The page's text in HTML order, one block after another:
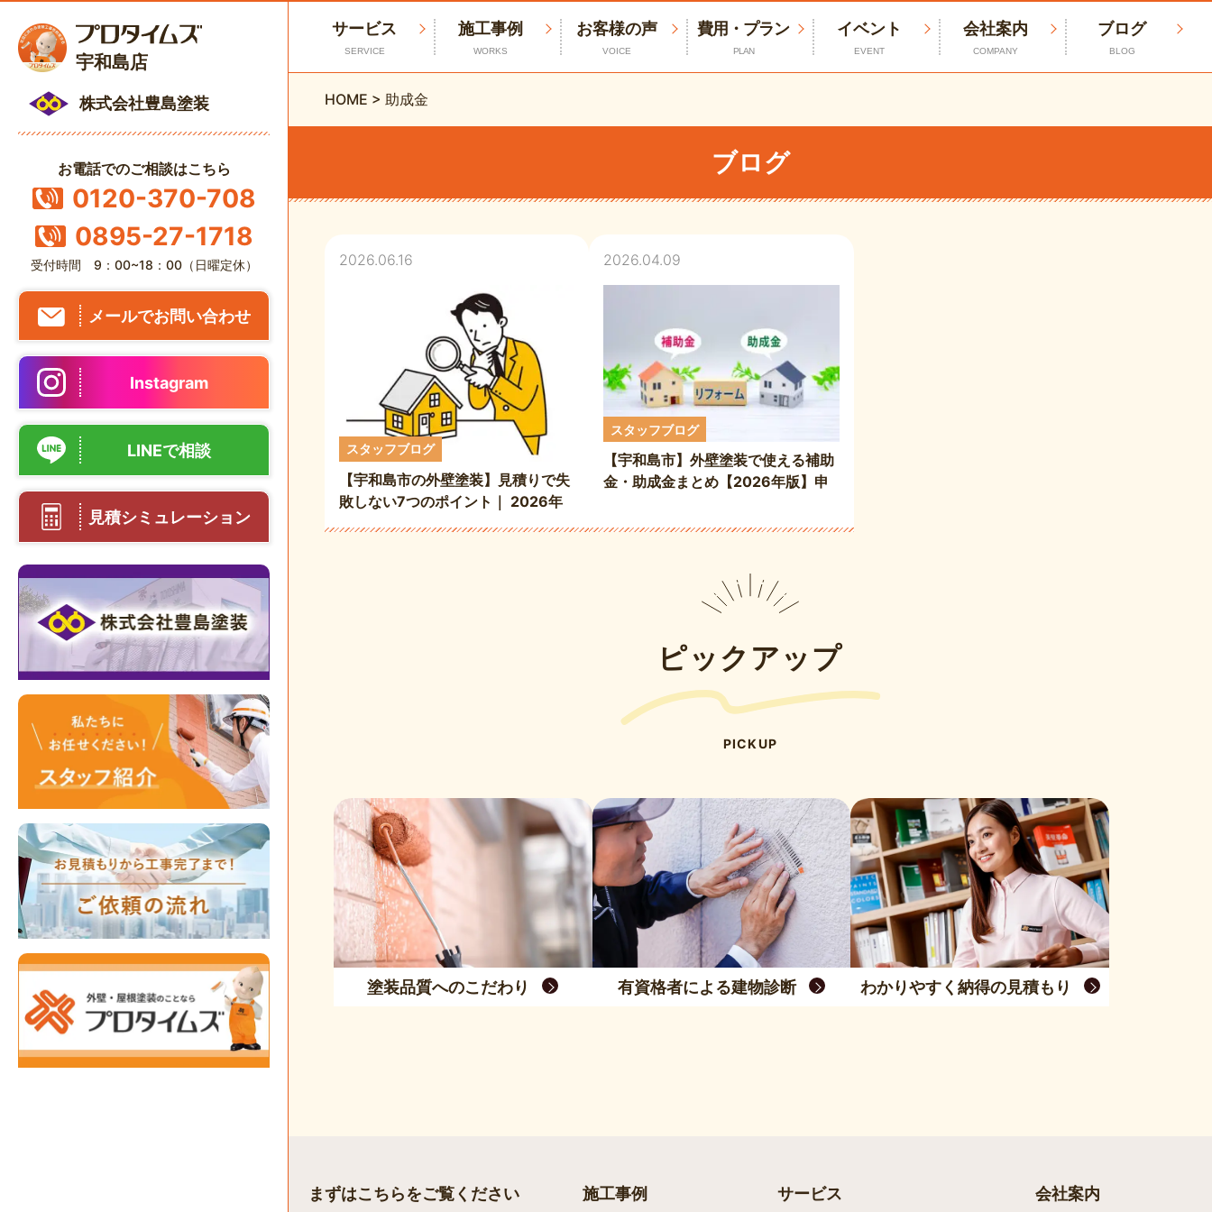
宇和島店
株式会社豊島塗装
お電話でのご相談はこちら
0120-370-708
0895-27-1718
受付時間 9：00~18：00（日曜定休）
メールでお問い合わせ
Instagram
LINEで相談
見積シミュレーション
サービス
SERVICE
施工事例
WORKS
お客様の声
VOICE
費用・プラン
PLAN
イベント
EVENT
会社案内
COMPANY
ブログ
BLOG
HOME > 助成金
ブログ
2026.06.16
スタッフブログ
【宇和島市の外壁塗装】見積りで失
敗しない7つのポイント｜ 2026年
2026.04.09
スタッフブログ
【宇和島市】外壁塗装で使える補助
金・助成金まとめ【2026年版】申
ピックアップ
PICKUP
塗装品質へのこだわり 有資格者による建物診断 わかりやすく納得の見積もり
まずはこちらをご覧ください 施工事例 サービス 会社案内